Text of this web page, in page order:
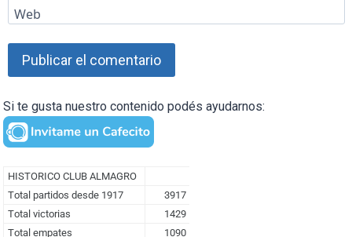
Web
Si te gusta nuestro contenido podés ayudarnos: